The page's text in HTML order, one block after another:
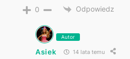
0 Odpowiedz
Autor
Asiek 14 lata temu